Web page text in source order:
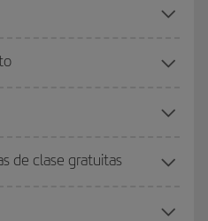
de clase gratuitas